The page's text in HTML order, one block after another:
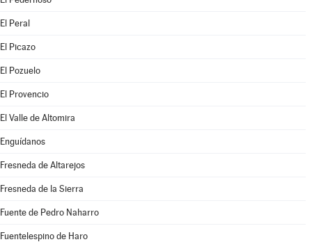
El Peral
El Picazo
El Pozuelo
El Provencio
El Valle de Altomira
Enguídanos
Fresneda de Altarejos
Fresneda de la Sierra
Fuente de Pedro Naharro
Fuentelespino de Haro